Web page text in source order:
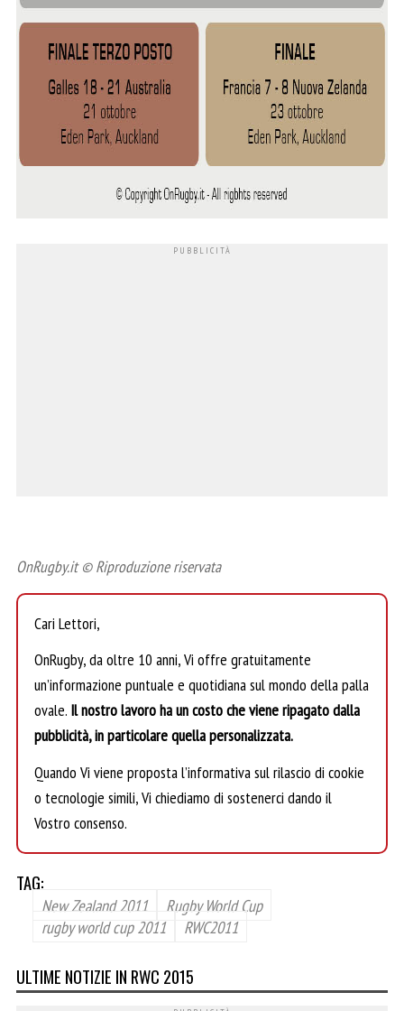
OnRugby.it © Riproduzione riservata
Cari Lettori,
OnRugby, da oltre 10 anni, Vi offre gratuitamente
un’informazione puntuale e quotidiana sul mondo della palla
ovale. Il nostro lavoro ha un costo che viene ripagato dalla
pubblicità, in particolare quella personalizzata.
Quando Vi viene proposta l’informativa sul rilascio di cookie
o tecnologie simili, Vi chiediamo di sostenerci dando il
Vostro consenso.
TAG:
New Zealand 2011
Rugby World Cup
rugby world cup 2011
RWC2011
ULTIME NOTIZIE IN RWC 2015